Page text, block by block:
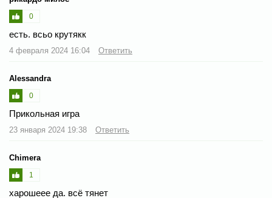
0
есть. всьо крутякк
4 февраля 2024 16:04 Ответить
Alessandra
0
Прикольная игра
23 января 2024 19:38 Ответить
Chimera
1
харошеее да. всё тянет